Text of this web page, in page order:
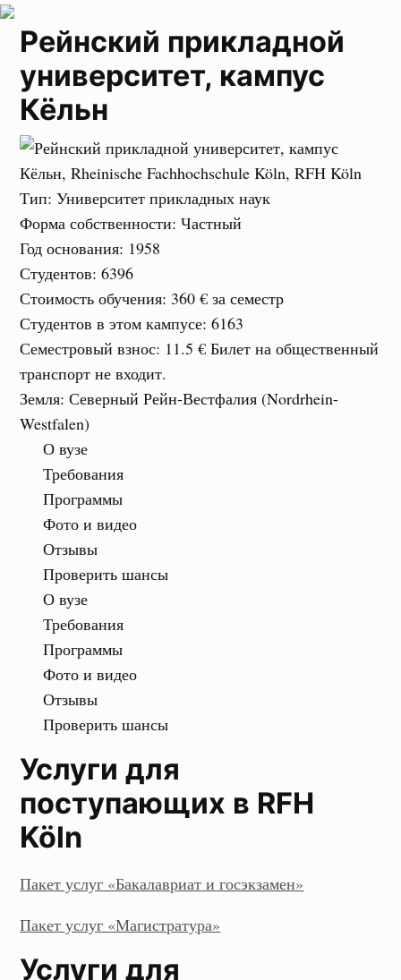
Рейнский прикладной
университет, кампус
Кёльн
Тип: Университет прикладных наук
Форма собственности: Частный
Год основания: 1958
Студентов: 6396
Стоимость обучения: 360 € за семестр
Студентов в этом кампусе: 6163
Семестровый взнос: 11.5 € Билет на общественный
транспорт не входит.
Земля: Северный Рейн-Вестфалия (Nordrhein-
Westfalen)
О вузе
Требования
Программы
Фото и видео
Отзывы
Проверить шансы
О вузе
Требования
Программы
Фото и видео
Отзывы
Проверить шансы
Услуги для
поступающих в RFH
Köln
Пакет услуг «Бакалавриат и госэкзамен»
Пакет услуг «Магистратура»
Услуги для